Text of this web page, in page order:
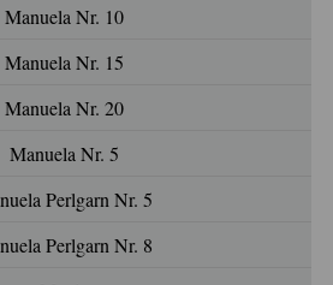
Manuela Nr. 10
Manuela Nr. 15
Manuela Nr. 20
Manuela Nr. 5
Perlgarn Nr. 5
Perlgarn Nr. 8